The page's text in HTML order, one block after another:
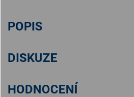
POPIS
DISKUZE
HODNOCENÍ